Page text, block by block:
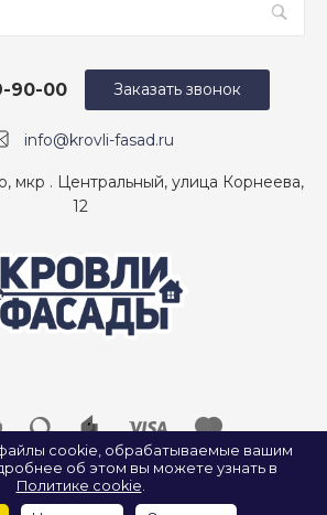
info@krovli-fasad.ru
90-00
мкр . Центральный, улица Корнеева,
12
Заказать звонок
И ФАСАДЫ», Все права защищены.
А. А. ИНН: 500907922547
файлы cookie, обрабатываемые вашим
об этом вы можете узнать в
Политике cookie.